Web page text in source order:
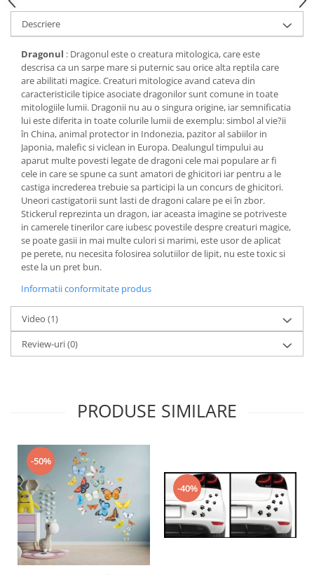
Descriere
Dragonul : Dragonul este o creatura mitologica, care este
descrisa ca un sarpe mare si puternic sau orice alta reptila care
are abilitati magice. Creaturi mitologice avand cateva din
caracteristicile tipice asociate dragonilor sunt comune in toate
mitologiile lumii. Dragonii nu au o singura origine, iar semnificatia
lui este diferita in toate colurile lumii de exemplu: simbol al vie?ii
în China, animal protector in Indonezia, pazitor al sabiilor in
Japonia, malefic si viclean in Europa. Dealungul timpului au
aparut multe povesti legate de dragoni cele mai populare ar fi
cele in care se spune ca sunt amatori de ghicitori iar pentru a le
castiga increderea trebuie sa participi la un concurs de ghicitori.
Uneori castigatorii sunt lasti de dragoni calare pe ei în zbor.
Stickerul reprezinta un dragon, iar aceasta imagine se potriveste
in camerele tinerilor care iubesc povestile despre creaturi magice,
se poate gasii in mai multe culori si marimi, este usor de aplicat
pe perete, nu necesita folosirea solutiilor de lipit, nu este toxic si
este la un pret bun.
Informatii conformitate produs
Video (1)
Review-uri(0)
PRODUSE SIMILARE
-50%
-40%